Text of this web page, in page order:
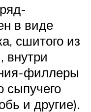
в виде
сшитого из
внутри
филлеры
сыпучего
и другие).